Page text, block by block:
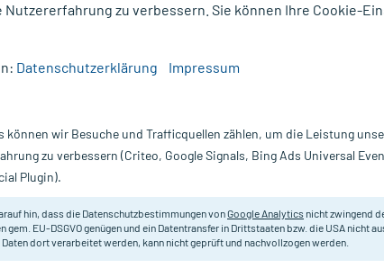
Nur für kurze Zeit:Gratis-Versand* ab 19€
Zäpfchen, 10
ratiopharm
Zäpfchen zur
Fieber.
Nutzererfahrung zu verbessern. Sie können Ihre Cookie-
Datenschutzerklärung Impressum
können wir Besuche und Trafficquellen zählen, um die Leistung
zu verbessern (Criteo, Google Signals, Bing Ads Universal
Plugin).
hin, dass die Datenschutzbestimmungen vonGoogle Analytics nicht zwingend
gem. EU-DSGVO genügen und ein Datentransfer in Drittstaaten bzw. die USA nicht
Daten dort verarbeitet werden, kann nicht geprüft und nachvollzogen werden.